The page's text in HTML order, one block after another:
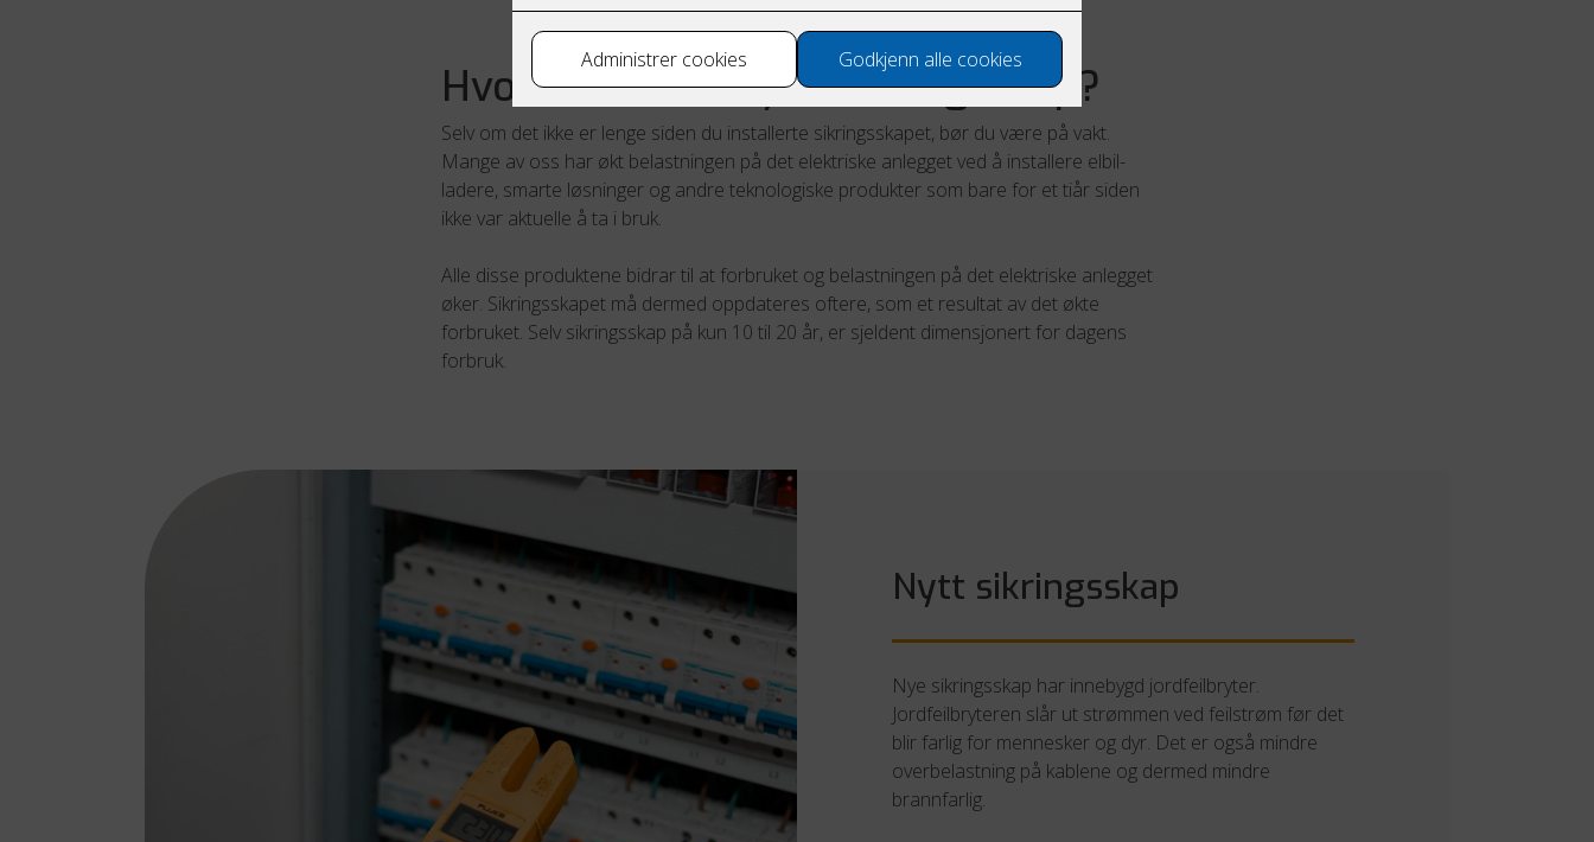
Hvorfor bør du bytte sikringsskap?
Selv om det ikke er lenge siden du installerte sikringsskapet, bør du være på vakt.
Mange av oss har økt belastningen på det elektriske anlegget ved å installere elbil-
ladere, smarte løsninger og andre teknologiske produkter som bare for et tiår siden
ikke var aktuelle å ta i bruk.
Alle disse produktene bidrar til at forbruket og belastningen på det elektriske anlegget
øker. Sikringsskapet må dermed oppdateres oftere, som et resultat av det økte
forbruket. Selv sikringsskap på kun 10 til 20 år, er sjeldent dimensjonert for dagens
forbruk.
Nytt sikringsskap
Nye sikringsskap har innebygd jordfeilbryter.
Jordfeilbryteren slår ut strømmen ved feilstrøm før det
blir farlig for mennesker og dyr. Det er også mindre
overbelastning på kablene og dermed mindre
brannfarlig.